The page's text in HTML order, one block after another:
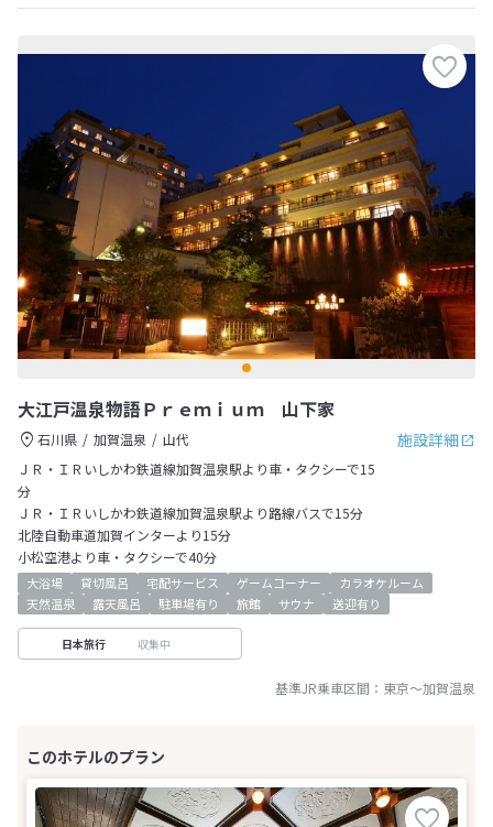
大江戸温泉物語Ｐｒｅｍｉｕｍ 山下家
施設詳細
石川県 加賀温泉
山代
ＪＲ・ＩＲいしかわ鉄道線加賀温泉駅より車・タクシーで15
分
ＪＲ・ＩＲいしかわ鉄道線加賀温泉駅より路線バスで15分
北陸自動車道加賀インターより15分
小松空港より車・タクシーで40分
大浴場 貸切風呂 宅配サービス ゲームコーナー
カラオケルーム
天然温泉
露天風呂 駐車場有り 旅館 サウナ 送迎有り
日本旅行 収集中
基準JR乗車区間： 東京～加賀温泉